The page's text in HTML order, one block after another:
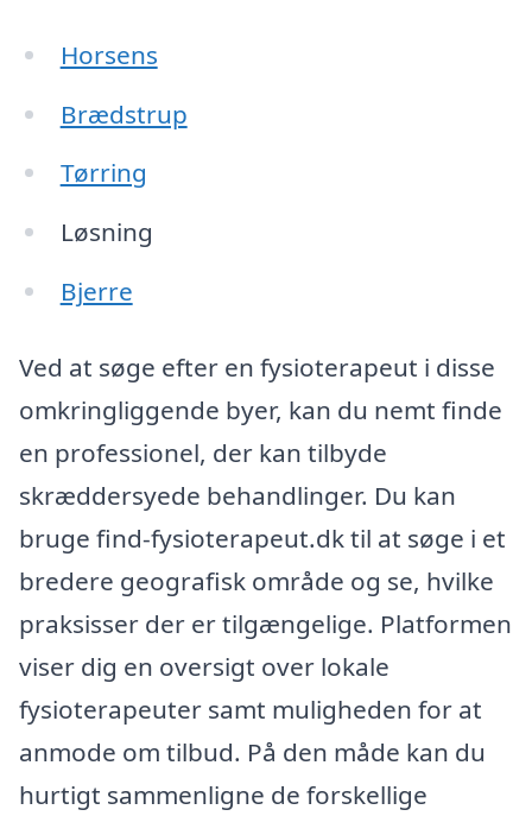
Horsens
Brædstrup
Tørring
Løsning
Bjerre
Ved at søge efter en fysioterapeut i disse
omkringliggende byer, kan du nemt finde
en professionel, der kan tilbyde
skræddersyede behandlinger. Du kan
bruge find-fysioterapeut.dk til at søge i et
bredere geografisk område og se, hvilke
praksisser der er tilgængelige. Platformen
viser dig en oversigt over lokale
fysioterapeuter samt muligheden for at
anmode om tilbud. På den måde kan du
hurtigt sammenligne de forskellige